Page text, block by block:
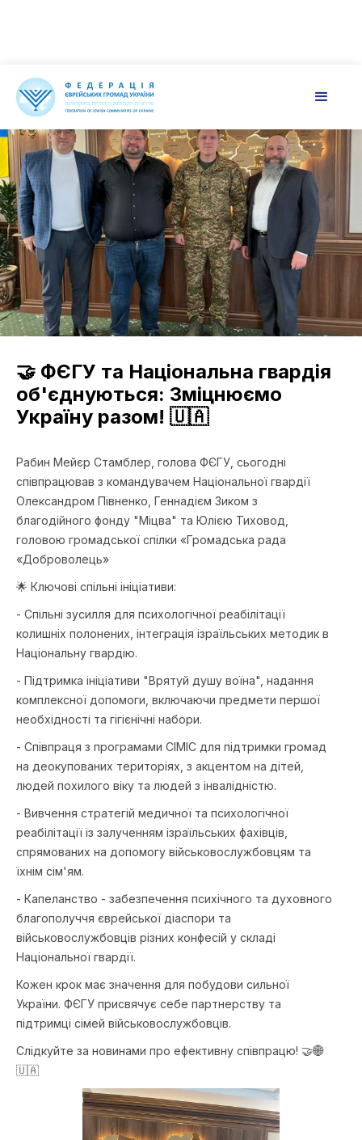
🤝 ФЄГУ та Національна гвардія
об'єднуються: Зміцнюємо
Україну разом! 🇺🇦
Рабин Мейєр Стамблер, голова ФЄГУ, сьогодні
співпрацював з командувачем Національної гвардії
Олександром Півненко, Геннадієм Зиком з
благодійного фонду "Міцва" та Юлією Тиховод,
головою громадської спілки «Громадська рада
«Доброволець»
🌟 Ключові спільні ініціативи:
- Спільні зусилля для психологічної реабілітації
колишніх полонених, інтеграція ізраїльських методик в
Національну гвардію.
- Підтримка ініціативи "Врятуй душу воїна", надання
комплексної допомоги, включаючи предмети першої
необхідності та гігієнічні набори.
- Співпраця з програмами CIMIC для підтримки громад
на деокупованих територіях, з акцентом на дітей,
людей похилого віку та людей з інвалідністю.
- Вивчення стратегій медичної та психологічної
реабілітації із залученням ізраїльських фахівців,
спрямованих на допомогу військовослужбовцям та
їхнім сім'ям.
- Капеланство - забезпечення психічного та духовного
благополуччя єврейської діаспори та
військовослужбовців різних конфесій у складі
Національної гвардії.
Кожен крок має значення для побудови сильної
України. ФЄГУ присвячує себе партнерству та
підтримці сімей військовослужбовців.
Слідкуйте за новинами про ефективну співпрацю! 🤝🌐
🇺🇦